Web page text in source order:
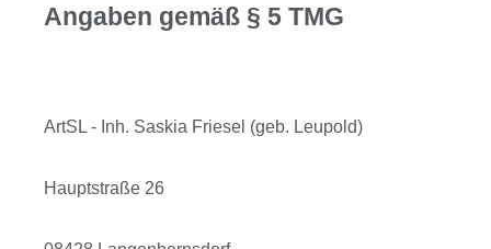
Angaben gemäß § 5 TMG
ArtSL - Inh. Saskia Friesel (geb. Leupold)
Hauptstraße 26